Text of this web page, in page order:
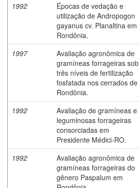
1992
Épocas de vedação e
utilização de Andropogon
gayanus cv. Planaltina em
Rondônia.
1997
Avaliação agronômica de
gramíneas forrageiras sob
três níveis de fertilização
fosfatada nos cerrados de
Rondônia.
1992
Avaliação de gramíneas e
leguminosas forrageiras
consorciadas em
Presidente Médici-RO.
1992
Avaliação agronômica de
gramíneas forrageiras do
gênero Paspalum em